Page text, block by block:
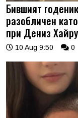
Бившият
разобличен
при Дениз
10 Aug 9:50 0